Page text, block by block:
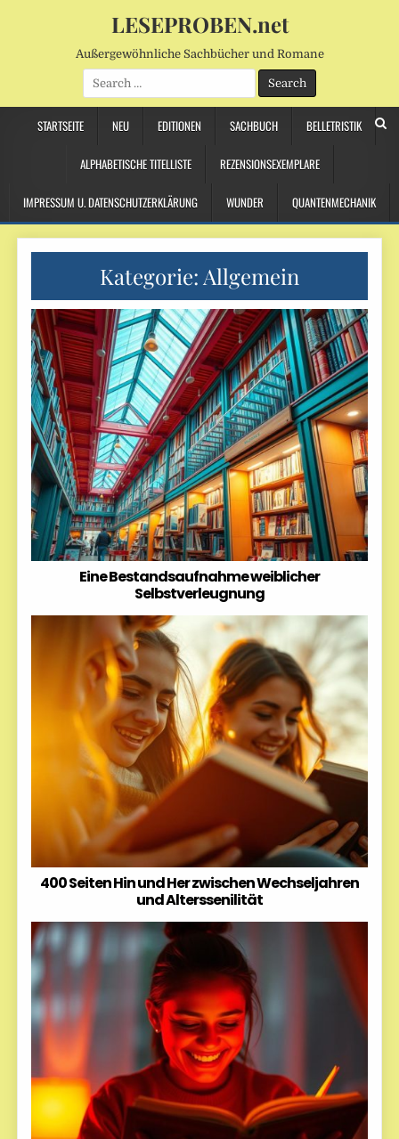
LESEPROBEN.net
Außergewöhnliche Sachbücher und Romane
Search
for:
STARTSEITE NEU EDITIONEN SACHBUCH BELLETRISTIK
ALPHABETISCHE TITELLISTE REZENSIONSEXEMPLARE
IMPRESSUM U. DATENSCHUTZERKLÄRUNG WUNDER QUANTENMECHANIK
Kategorie: Allgemein
Eine Bestandsaufnahme weiblicher
Selbstverleugnung
400 Seiten Hin und Her zwischen Wechseljahren
und Alterssenilität